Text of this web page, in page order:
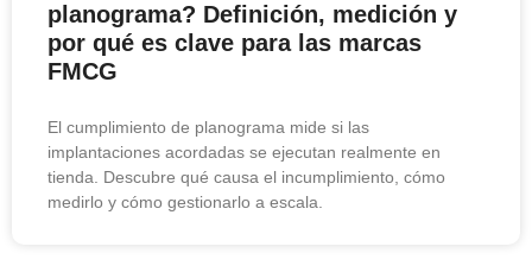
planograma? Definición, medición y
por qué es clave para las marcas
FMCG
El cumplimiento de planograma mide si las
implantaciones acordadas se ejecutan realmente en
tienda. Descubre qué causa el incumplimiento, cómo
medirlo y cómo gestionarlo a escala.